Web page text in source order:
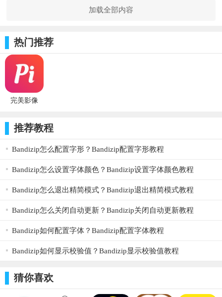
-去除瑕疵、斑点、痘痘、痘印和粉刺，优化面部
-抚平皱纹，轻松祛眼袋、祛法令纹，美图美拍每张图片和每个视频
-亮眼让视频中双眼闪亮有神，自信出彩
美颜滤镜相机 & 滤镜编辑调色工具
-好用丰富的滤镜相机，为您准备了不同风格的滤镜资源，自拍滤镜、美颜滤镜、
复古滤镜、网红滤镜、欧美滤镜、胶片滤镜、Ins滤镜、电影滤镜等等，更多神仙
滤镜风格（日系日杂滤镜、港风滤镜等等）持续上线中
-滤镜调色大师，超多好用调色工具：亮度、对比、饱和度、自然饱和度、锐化、
PrettyUp帮助您修饰自拍视频、vlog旅行视频、日常视频、微信视频美颜等等，自
然美体美颜。快来体验，分享到你的抖音、快手、微视、微信朋友圈、微博、绿
洲和小红书上吧。更多视频美化功能正在持续上线中，敬请期待！
造美好回忆，拥抱理想生活，因为你本来就很美。无需以别人的看法为标准，无
订阅：
-根据您选择的订阅计划，按照每月或每年收费。我们也提供一次性购买。
-在当前期间结束前至少24小时关闭自动续订，否则订阅将自动续订。
-该账户将在当前期间结束前24小时内按照所选套餐（每月或每年套餐）收取续
-用户可以管理订阅，购买后转到用户的帐户设置可以关闭自动续订。
收。
加载全部内容
热门推荐
完美影像
推荐教程
Bandizip怎么配置字形？Bandizip配置字形教程
Bandizip怎么设置字体颜色？Bandizip设置字体颜色教程
Bandizip怎么退出精简模式？Bandizip退出精简模式教程
Bandizip怎么关闭自动更新？Bandizip关闭自动更新教程
Bandizip如何配置字体？Bandizip配置字体教程
Bandizip如何显示校验值？Bandizip显示校验值教程
猜你喜欢